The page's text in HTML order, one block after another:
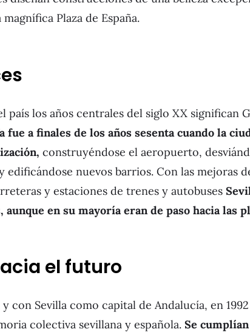
Plaza de España.
país los años centrales del siglo XX significan
fue a finales de los años sesenta cuando la
construyéndose el aeropuerto,
nuevos barrios. Con las mejoras
y estaciones de trenes y autobuses
en su mayoría eran de paso hacia las
el futuro
con Sevilla como capital de Andalucía, en
colectiva sevillana y española. Se